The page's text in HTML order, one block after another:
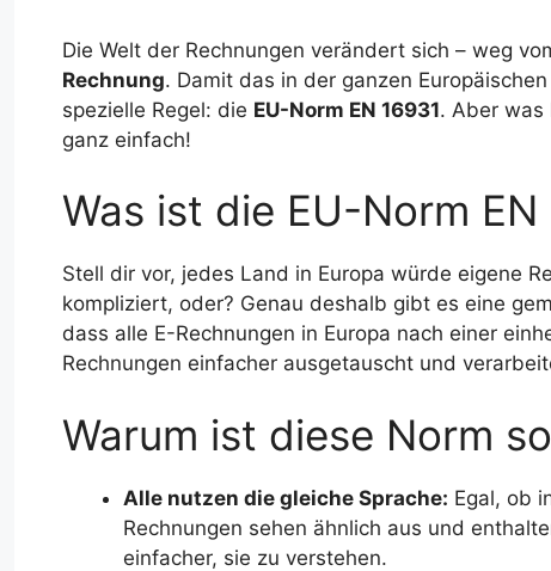
Die Welt der Rechnungen verändert sich – weg
Rechnung. Damit das in der ganzen
spezielle Regel: die EU-Norm EN 16931. Aber was
ganz einfach!
Was ist die EU-Norm EN
Stell dir vor, jedes Land in Europa würde eigene
kompliziert, oder? Genau deshalb gibt es eine
dass alle E-Rechnungen in Europa nach einer
Rechnungen einfacher ausgetauscht und
Warum ist diese Norm
Alle nutzen die gleiche Sprache: Egal, ob
Rechnungen sehen ähnlich aus und
einfacher, sie zu verstehen.